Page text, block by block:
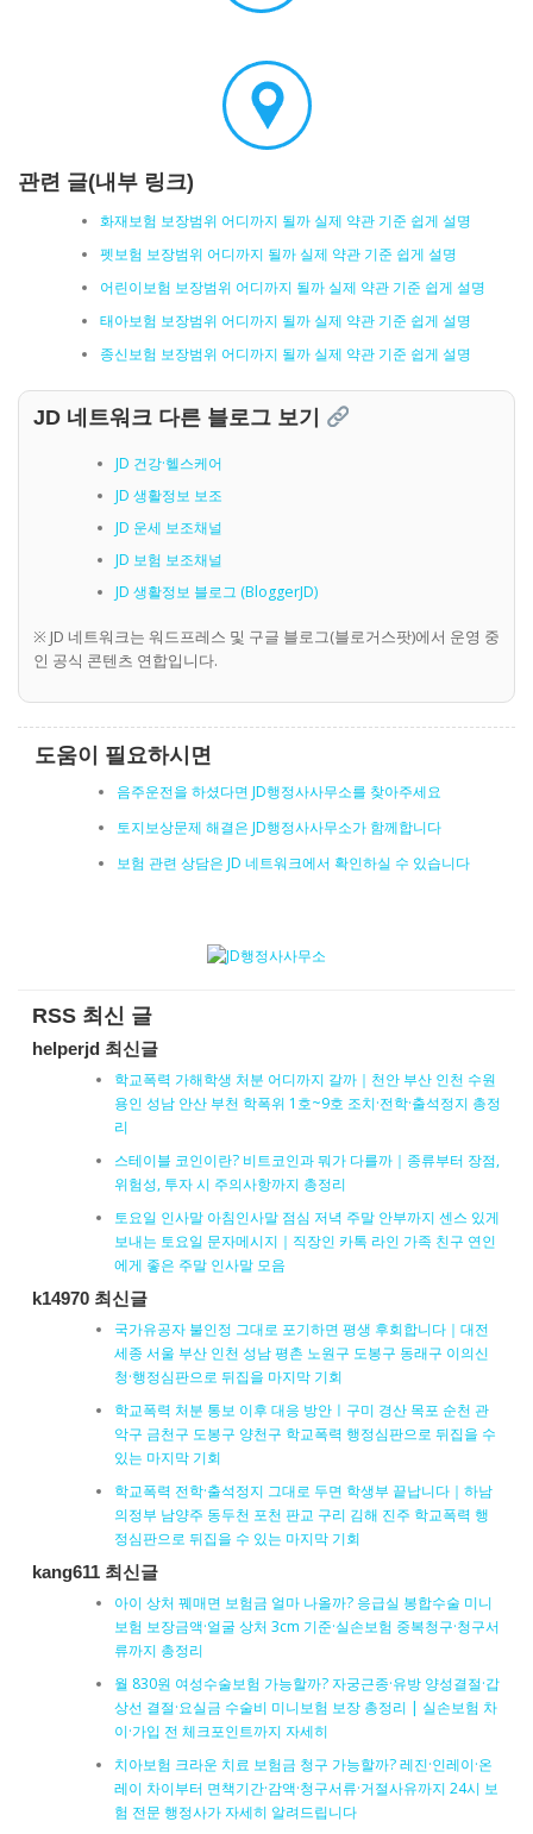
관련 글(내부 링크)
화재보험 보장범위 어디까지 될까 실제 약관 기준 쉽게 설명
펫보험 보장범위 어디까지 될까 실제 약관 기준 쉽게 설명
어린이보험 보장범위 어디까지 될까 실제 약관 기준 쉽게 설명
태아보험 보장범위 어디까지 될까 실제 약관 기준 쉽게 설명
종신보험 보장범위 어디까지 될까 실제 약관 기준 쉽게 설명
JD 네트워크 다른 블로그 보기
JD 건강·헬스케어
JD 생활정보 보조
JD 운세 보조채널
JD 보험 보조채널
JD 생활정보 블로그 (BloggerJD)
※ JD 네트워크는 워드프레스 및 구글 블로그(블로거스팟)에서 운영 중
인 공식 콘텐츠 연합입니다.
도움이 필요하시면
음주운전을 하셨다면 JD행정사사무소를 찾아주세요
토지보상문제 해결은 JD행정사사무소가 함께합니다
보험 관련 상담은 JD 네트워크에서 확인하실 수 있습니다
RSS 최신 글
helperjd 최신글
학교폭력 가해학생 처분 어디까지 갈까｜천안 부산 인천 수원
용인 성남 안산 부천 학폭위 1호~9호 조치·전학·출석정지 총정
리
스테이블 코인이란? 비트코인과 뭐가 다를까｜종류부터 장점,
위험성, 투자 시 주의사항까지 총정리
토요일 인사말 아침인사말 점심 저녁 주말 안부까지 센스 있게
보내는 토요일 문자메시지｜직장인 카톡 라인 가족 친구 연인
에게 좋은 주말 인사말 모음
k14970 최신글
국가유공자 불인정 그대로 포기하면 평생 후회합니다｜대전
세종 서울 부산 인천 성남 평촌 노원구 도봉구 동래구 이의신
청·행정심판으로 뒤집을 마지막 기회
학교폭력 처분 통보 이후 대응 방안ㅣ구미 경산 목포 순천 관
악구 금천구 도봉구 양천구 학교폭력 행정심판으로 뒤집을 수
있는 마지막 기회
학교폭력 전학·출석정지 그대로 두면 학생부 끝납니다｜하남
의정부 남양주 동두천 포천 판교 구리 김해 진주 학교폭력 행
정심판으로 뒤집을 수 있는 마지막 기회
kang611 최신글
아이 상처 꿰매면 보험금 얼마 나올까? 응급실 봉합수술 미니
보험 보장금액·얼굴 상처 3cm 기준·실손보험 중복청구·청구서
류까지 총정리
월 830원 여성수술보험 가능할까? 자궁근종·유방 양성결절·갑
상선 결절·요실금 수술비 미니보험 보장 총정리 | 실손보험 차
이·가입 전 체크포인트까지 자세히
치아보험 크라운 치료 보험금 청구 가능할까? 레진·인레이·온
레이 차이부터 면책기간·감액·청구서류·거절사유까지 24시 보
험 전문 행정사가 자세히 알려드립니다